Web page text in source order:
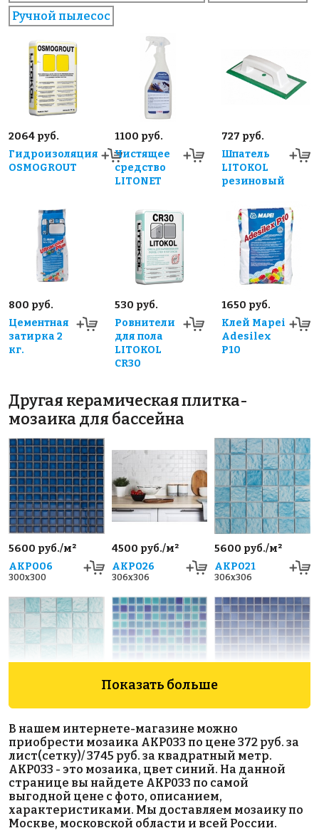
Ручной пылесос
2064 руб.
Гидроизоляция
OSMOGROUT
1100 руб.
Чистящее
средство
LITONET
727 руб.
Шпатель
LITOKOL
резиновый
800 руб.
Цементная
затирка 2
кг.
530 руб.
Ровнители
для пола
LITOKOL
CR30
1650 руб.
Клей Mapei
Adesilex
P10
Другая керамическая плитка-
мозаика для бассейна
5600 руб./м²
AKP006
300x300
4500 руб./м²
AKP026
306x306
5600 руб./м²
AKP021
306x306
5600 руб./м²
AKP022
306x306
5800 руб./м²
AKP009
300x300
5600 руб./м²
AKP003
300x300
Показать больше
В нашем интернете-магазине можно
приобрести мозаика AKP033 по цене 372 руб. за
лист(сетку)/ 3745 руб. за квадратный метр.
AKP033 - это мозаика, цвет синий. На данной
странице вы найдете AKP033 по самой
выгодной цене с фото, описанием,
характеристиками. Мы доставляем мозаику по
Москве, московской области и всей России.